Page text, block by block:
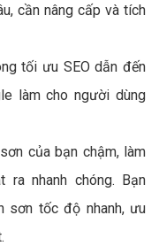
cần nâng cấp và tích
tối ưu SEO dẫn đến
làm cho người dùng
của bạn chậm, làm
ra nhanh chóng. Bạn
sơn tốc độ nhanh, ưu